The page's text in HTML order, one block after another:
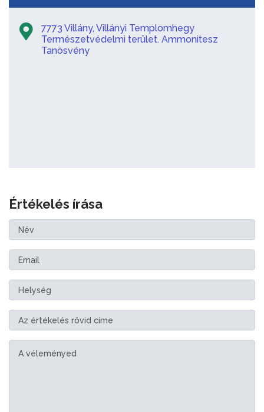
7773 Villány, Villányi Templomhegy
Természetvédelmi terület. Ammonitesz
Tanösvény
Értékelés írása